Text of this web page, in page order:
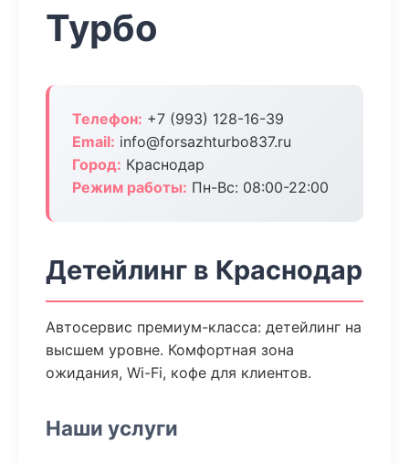
Турбо
Телефон: +7 (993) 128-16-39
Email: info@forsazhturbo837.ru
Город: Краснодар
Режим работы: Пн-Вс: 08:00-22:00
Детейлинг в Краснодар
Автосервис премиум-класса: детейлинг на
высшем уровне. Комфортная зона
ожидания, Wi-Fi, кофе для клиентов.
Наши услуги